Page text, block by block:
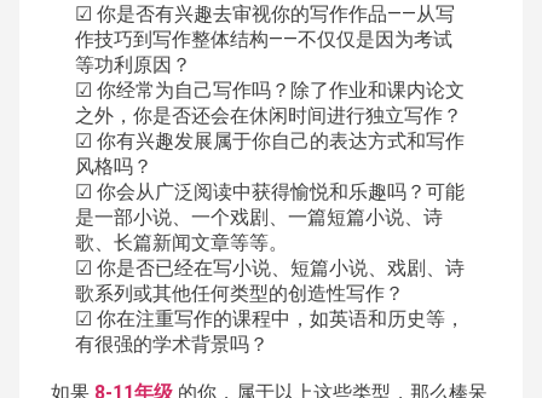
☑ 你是否有兴趣去审视你的写作作品——从写
作技巧到写作整体结构——不仅仅是因为考试
等功利原因？
☑ 你经常为自己写作吗？除了作业和课内论文
之外，你是否还会在休闲时间进行独立写作？
☑ 你有兴趣发展属于你自己的表达方式和写作
风格吗？
☑ 你会从广泛阅读中获得愉悦和乐趣吗？可能
是一部小说、一个戏剧、一篇短篇小说、诗
歌、长篇新闻文章等等。
☑ 你是否已经在写小说、短篇小说、戏剧、诗
歌系列或其他任何类型的创造性写作？
☑ 你在注重写作的课程中，如英语和历史等，
有很强的学术背景吗？
如果 8-11年级 的你，属于以上这些类型，那么棒呆